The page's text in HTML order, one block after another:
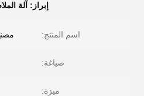
إبراز: آلة
اسم المنتج:
صياغة:
ميزة: